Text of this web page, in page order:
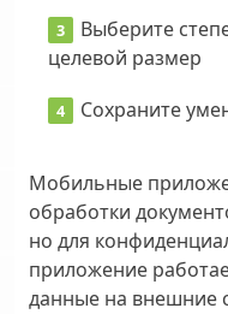
Выберите
целевой размер
Сохраните
Мобильные
обработки
но для
приложение
данные на внешние